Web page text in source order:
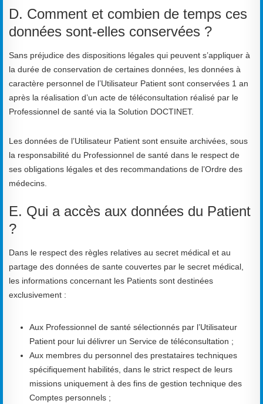
D. Comment et combien de temps ces
données sont-elles conservées ?
Sans préjudice des dispositions légales qui peuvent s’appliquer à
la durée de conservation de certaines données, les données à
caractère personnel de l’Utilisateur Patient sont conservées 1 an
après la réalisation d’un acte de téléconsultation réalisé par le
Professionnel de santé via la Solution DOCTINET.
Les données de l’Utilisateur Patient sont ensuite archivées, sous
la responsabilité du Professionnel de santé dans le respect de
ses obligations légales et des recommandations de l’Ordre des
médecins.
E. Qui a accès aux données du Patient
?
Dans le respect des règles relatives au secret médical et au
partage des données de sante couvertes par le secret médical,
les informations concernant les Patients sont destinées
exclusivement :
Aux Professionnel de santé sélectionnés par l’Utilisateur
Patient pour lui délivrer un Service de téléconsultation ;
Aux membres du personnel des prestataires techniques
spécifiquement habilités, dans le strict respect de leurs
missions uniquement à des fins de gestion technique des
Comptes personnels ;